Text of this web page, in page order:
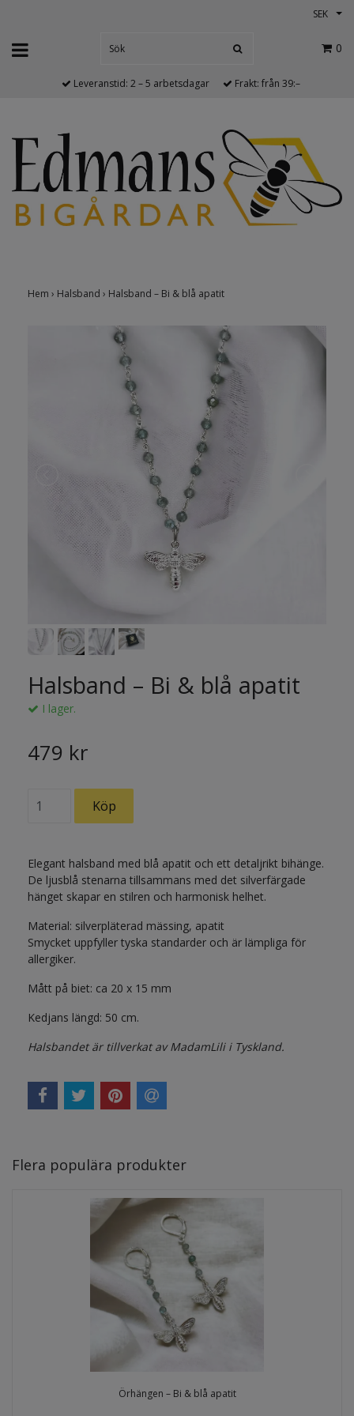
SEK
0
Leveranstid: 2 – 5 arbetsdagar Frakt: från 39:–
Hem › Halsband › Halsband – Bi & blå apatit
Halsband – Bi & blå apatit
I lager.
479 kr
Elegant halsband med blå apatit och ett detaljrikt bihänge.
De ljusblå stenarna tillsammans med det silverfärgade
hänget skapar en stilren och harmonisk helhet.
Material: silverpläterad mässing, apatit
Smycket uppfyller tyska standarder och är lämpliga för
allergiker.
Mått på biet: ca 20 x 15 mm
Kedjans längd: 50 cm.
Halsbandet är tillverkat av MadamLili i Tyskland.
Flera populära produkter
Örhängen – Bi & blå apatit